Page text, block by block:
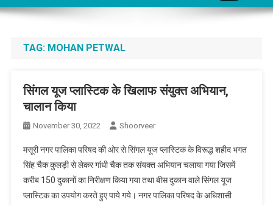
TAG: MOHAN PETWAL
सिंगल यूज प्लास्टिक के खिलाफ संयुक्त अभियान,
चालान किया
November 30, 2022 Shoorveer
मसूरी नगर पालिका परिषद की ओर से सिंगल यूज प्लास्टिक के विरूद्ध शहीद भगत
सिंह चैक कुलड़ी से लेकर गांधी चैक तक संयक्त अभियान चलाया गया जिसमें
करीब 150 दुकानों का निरीक्षण किया गया तथा बीस दुकान वाले सिंगल यूज
प्लास्टिक का उपयोग करते हुए पाये गये। नगर पालिका परिषद के अधिशासी